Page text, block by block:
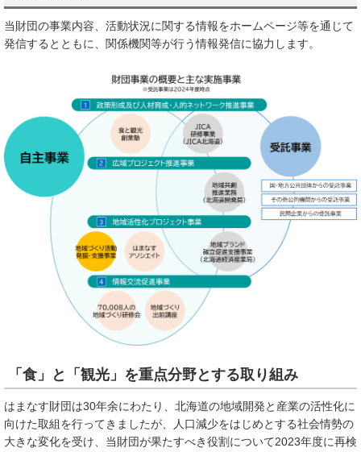
当財団の事業内容、活動状況に関する情報をホームページ等を通じて
発信するとともに、関係機関等が行う情報発信に協力します。
「食」と「観光」を重点分野とする取り組み
はまなす財団は30年余にわたり、北海道の地域開発と産業の活性化に
向けた取組を行ってきましたが、人口減少をはじめとする社会情勢の
大きな変化を受け、当財団が果たすべき役割について2023年度に再検